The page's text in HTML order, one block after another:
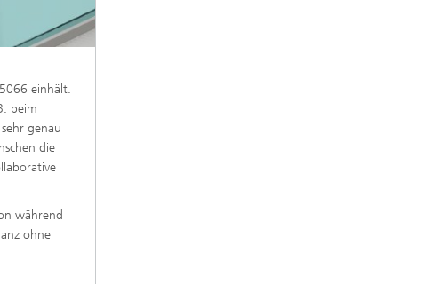
einhält.
beim
genau
die
während
ohne